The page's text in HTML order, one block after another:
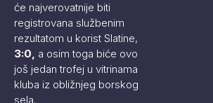
će najverovatnije biti
registrovana službenim
rezultatom u korist Slatine,
3:0, a osim toga biće ovo
još jedan trofej u vitrinama
kluba iz obližnjeg borskog
sela.